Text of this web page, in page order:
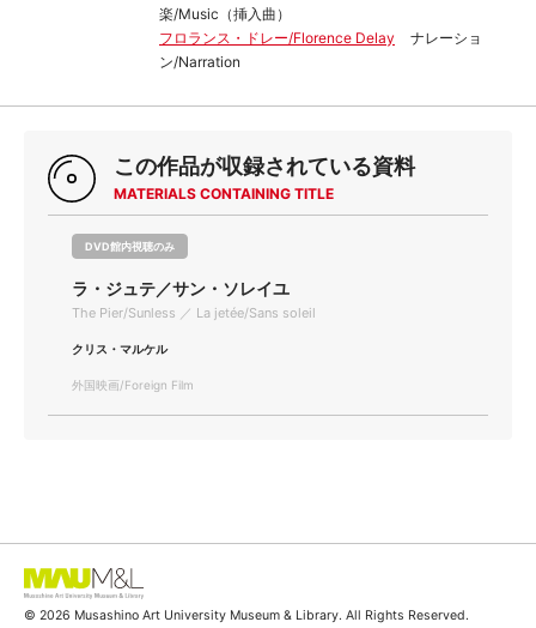
楽/Music（挿入曲）
フロランス・ドレー/Florence Delay
ナレーショ
ン/Narration
この作品が収録されている資料
MATERIALS CONTAINING TITLE
DVD館内視聴のみ
ラ・ジュテ／サン・ソレイユ
The Pier/Sunless ／ La jetée/Sans soleil
クリス・マルケル
外国映画/Foreign Film
© 2026 Musashino Art University Museum & Library. All Rights Reserved.